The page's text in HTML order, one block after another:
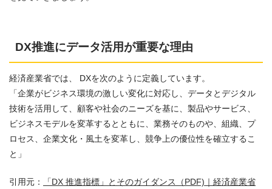
DX推進にデータ活用が重要な理由
経済産業省では、 DXを次のように定義しています。
「企業がビジネス環境の激しい変化に対応し、データとデジタル
技術を活用して、顧客や社会のニーズを基に、製品やサービス、
ビジネスモデルを変革するとともに、業務そのものや、組織、プ
ロセス、企業文化・風土を変革し、競争上の優位性を確立するこ
と」
引用元： 「DX 推進指標」とそのガイダンス（PDF)｜経済産業省